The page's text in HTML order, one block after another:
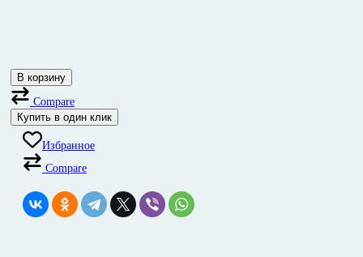
В корзину
Compare
Купить в один клик
Избранное
Compare